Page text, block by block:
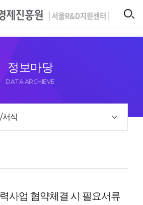
정보마당
DATA ARCHIEVE
식
사업 협약체결 시 필요서류